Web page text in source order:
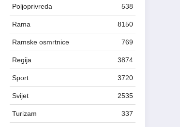
Poljoprivreda 538
Rama 8150
Ramske osmrtnice 769
Regija 3874
Sport 3720
Svijet 2535
Turizam 337